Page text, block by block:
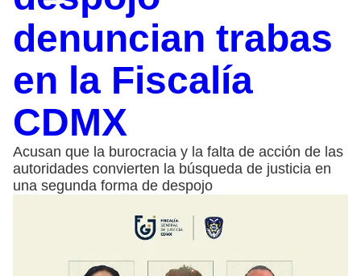
denuncian trabas
en la Fiscalía
CDMX
Acusan que la burocracia y la falta de acción de las
autoridades convierten la búsqueda de justicia en
una segunda forma de despojo